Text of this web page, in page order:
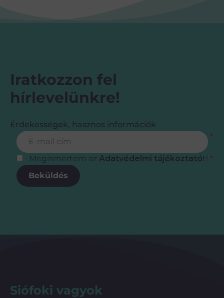
Iratkozzon fel
hírlevelünkre!
Érdekességek, hasznos információk
Feliratkozás
E-mail cím *
*
Megismertem az Adatvédelmi tájékoztatót!
Beküldés
Siófoki vagyok